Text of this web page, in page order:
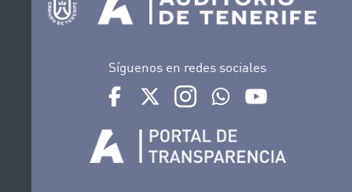
Síguenos en redes sociales
Ir a perfil de Auditorio de Tenerife en Facebook
Ir a perfil de Auditorio de Tenerife en
Ir a perfil de Auditorio de
Ir al Boletín Whatsapp